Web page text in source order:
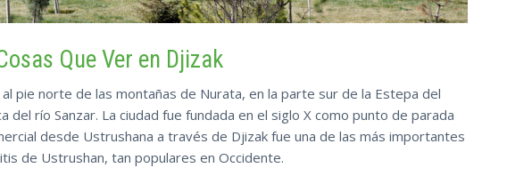
Que Ver en Djizak
pie norte de las montañas de Nurata, en la parte sur de la Estepa del
del río Sanzar. La ciudad fue fundada en el siglo X como punto de parada
desde Ustrushana a través de Djizak fue una de las más importantes
de Ustrushan, tan populares en Occidente.